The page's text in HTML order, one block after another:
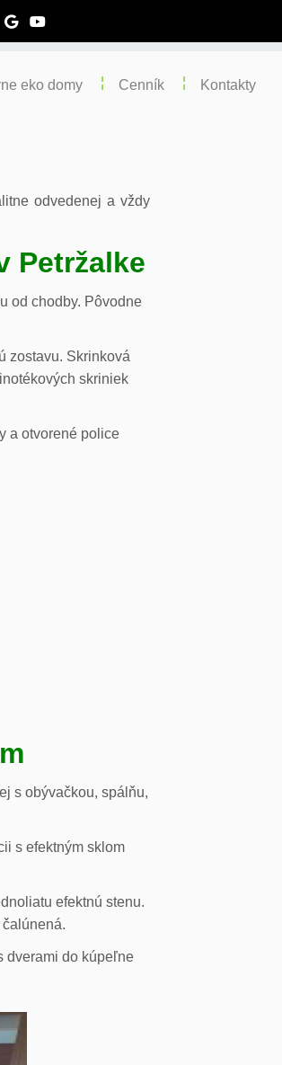
eko domy Cenník Kontakty
odvedenej a vždy
Petržalke
od chodby. Pôvodne
zostavu. Skrinková
skriniek
a otvorené police
s obývačkou, spálňu,
s efektným sklom
efektnú stenu.
dverami do kúpeľne